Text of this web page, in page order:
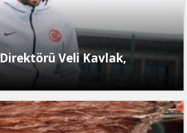
Veli Kavlak,